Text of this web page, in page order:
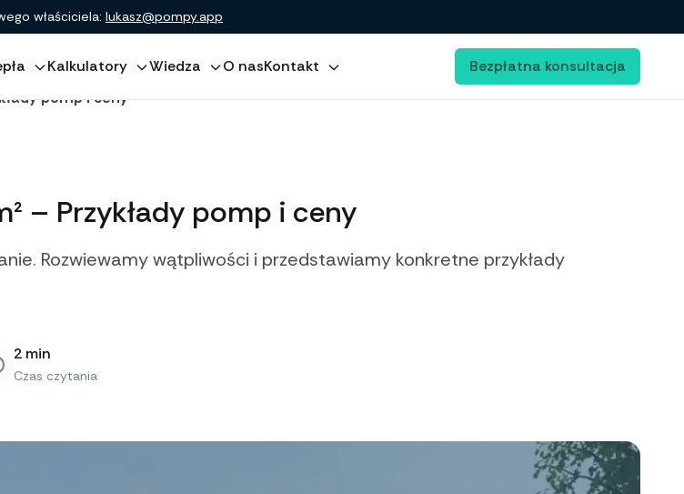
właściciela: lukasz@pompy.app
Kalkulatory Wiedza O nasKontakt
Bezpłatna konsultacja
pomp i ceny
– Przykłady pomp i ceny
Rozwiewamy wątpliwości i przedstawiamy konkretne przykłady
2 min
Czas czytania